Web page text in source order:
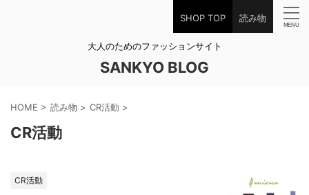
SHOP TOP 読み物
大人のためのファッションサイト
SANKYO BLOG
HOME > 読み物 > CR活動 >
CR活動
CR活動